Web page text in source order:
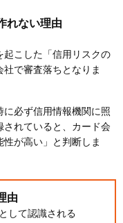
れない理由
起こした「信用リスクの
で審査落ちとなりま
必ず信用情報機関に照
されていると、カード会
が高い」と判断しま
由
して認識される